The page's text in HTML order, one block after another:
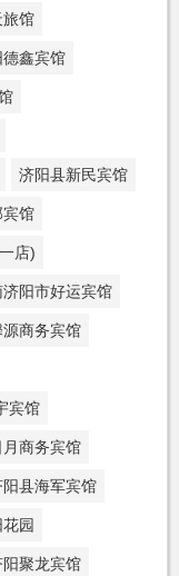
旅馆
德鑫宾馆
济阳县新民宾馆
宾馆
店)
济阳市好运宾馆
商务宾馆
宾馆
商务宾馆
阳县海军宾馆
园
聚龙宾馆